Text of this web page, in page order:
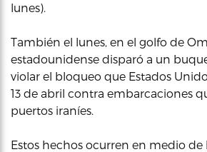
lunes).
También el lunes, en el golfo de
estadounidense disparó a un
violar el bloqueo que Estados
13 de abril contra embarcaciones
puertos iraníes.
Estos hechos ocurren en medio de